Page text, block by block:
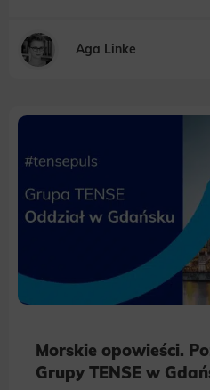
Aga Linke
Morskie opowieści.
Grupy TENSE w